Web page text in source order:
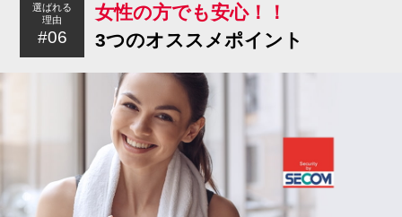
選ばれる
理由
#06
女性の方でも安心！！
3つのオススメポイント